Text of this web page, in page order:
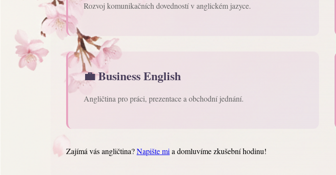
Rozvoj komunikačních dovedností v anglickém jazyce.
💼 Business English
Angličtina pro práci, prezentace a obchodní jednání.
Zajímá vás angličtina?Napište mia domluvíme zkušební hodinu!